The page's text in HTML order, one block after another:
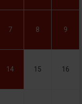
7 8 9
14 15 16